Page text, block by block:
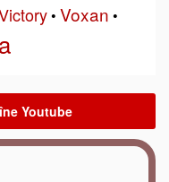
• Voxan •